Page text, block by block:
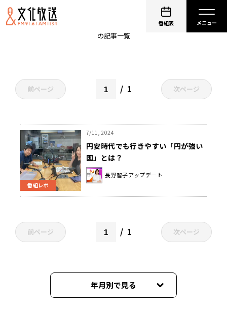
番組表
の記事一覧
前ページ 1 次ページ
番組レポ
7/11, 2024
円安時代でも行きやすい「円が強い
国」とは？
長野智子アップデート
前ページ 1 次ページ
年月別で見る